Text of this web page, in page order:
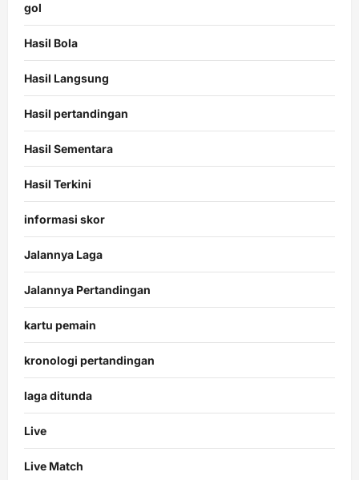
gol
Hasil Bola
Hasil Langsung
Hasil pertandingan
Hasil Sementara
Hasil Terkini
informasi skor
Jalannya Laga
Jalannya Pertandingan
kartu pemain
kronologi pertandingan
laga ditunda
Live
Live Match